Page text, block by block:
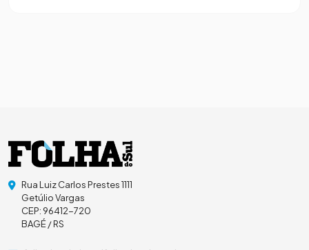
Rua Luiz Carlos Prestes 1111
Getúlio Vargas
CEP: 96412-720
BAGÉ / RS